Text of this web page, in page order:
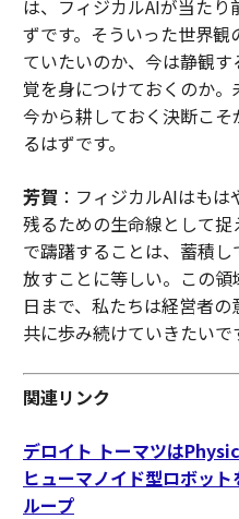
は、フィジカルAIが当た
ずです。そういった世界
ていたいのか、今は静観
覚を身につけておくのか
今から耕しておく決断こ
るはずです。
芳賀 ：フィジカルAIはも
残るための生命線として
で躊躇することは、蓄積
放すことに等しい。この
日まで、私たちは経営者
共に歩み続けていきたいで
関連リンク
デロイト トーマツは
ヒューマノイド型ロボッ
ループ